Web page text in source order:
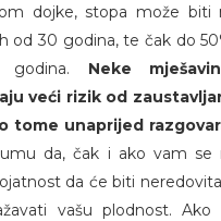
dojke, stopa može biti
od 30 godina, te čak do
godina. Neke
veći rizik od
tome unaprijed
da, čak i ako vam se
da će biti
vašu plodnost.